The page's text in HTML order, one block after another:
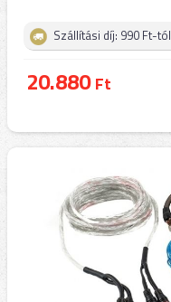
Szállítási díj: 990 Ft-tól
20.880Ft